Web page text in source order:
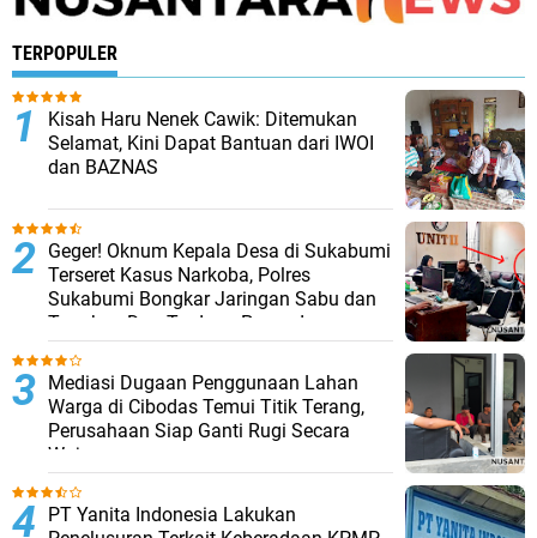
TERPOPULER
Kisah Haru Nenek Cawik: Ditemukan
Selamat, Kini Dapat Bantuan dari IWOI
dan BAZNAS
Geger! Oknum Kepala Desa di Sukabumi
Terseret Kasus Narkoba, Polres
Sukabumi Bongkar Jaringan Sabu dan
Tangkap Dua Terduga Pengedar
Mediasi Dugaan Penggunaan Lahan
Warga di Cibodas Temui Titik Terang,
Perusahaan Siap Ganti Rugi Secara
Wajar
PT Yanita Indonesia Lakukan